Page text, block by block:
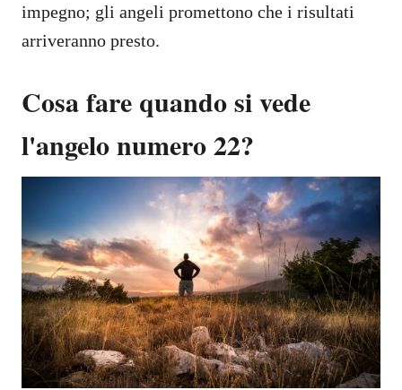
impegno; gli angeli promettono che i risultati
arriveranno presto.
Cosa fare quando si vede
l'angelo numero 22?